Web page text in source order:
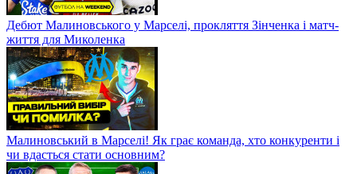
Дебют Малиновського у Марселі, прокляття Зінченка і матч-
життя для Миколенка
Малиновський в Марселі! Як грає команда, хто конкуренти і
чи вдасться стати основним?